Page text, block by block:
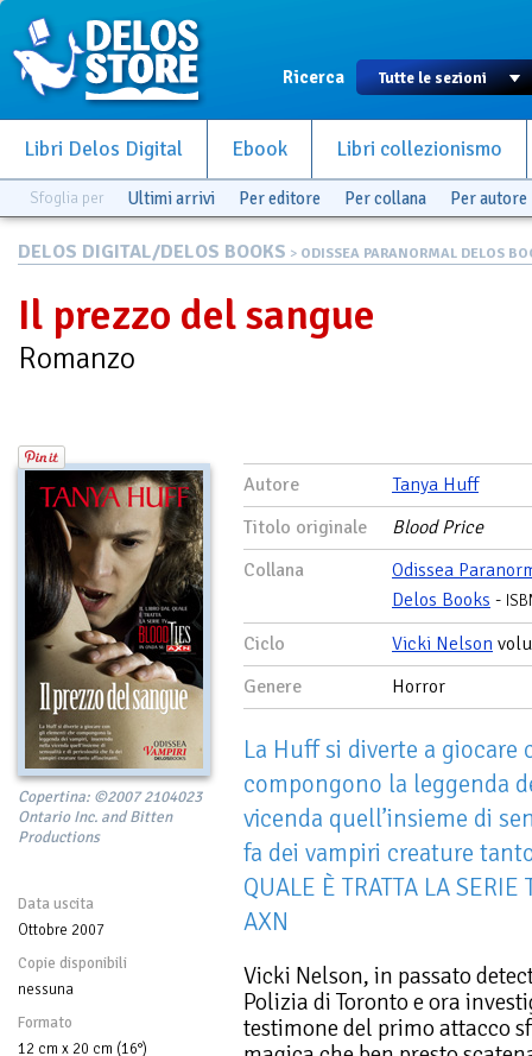
Ricerca
Libri Delos Digital Ebook Libri collezionismo
Sfoglia per Ultimi arrivi Per editore Per collana Per autore
DELOS DIGITAL/DELOS BOOKS > ODISSEA PARANORMAL DELOS
Il prezzo del sangue
Romanzo
Copertina: ©2007 2104023
Ontario Inc. and Bitten
Productions
Data uscita
Ottobre 2007
Copie disponibili
nessuna
Formato
12 cm x 20 cm (16°)
Autore
Tanya Huff
Titolo originale
Blood Price
Collana
Odissea
Delos Books -
Ciclo Vicki Nelson
Genere
Horror
La Huff si diverte a
compongono la leggenda
vicenda quell’insieme di
fa dei vampiri creature
QUALE È TRATTA LA
AXN
Vicki Nelson, in passato
Polizia di Toronto e ora
testimone del primo attacco